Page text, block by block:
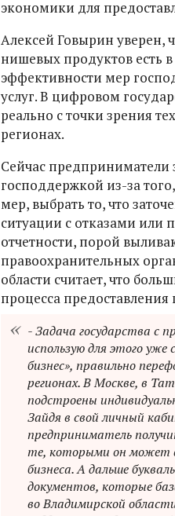
экономики для
Алексей Говырин уверен,
нишевых продуктов есть
эффективности мер
услуг. В цифровом
реально с точки зрения
регионах.
Сейчас предприниматели
господдержкой из-за
мер, выбрать то, что
ситуации с отказами или
отчетности, порой
правоохранительных
области считает, что
процесса
- Задача государства с
использую для этого
бизнес», правильно
регионах. В Москве, в
подстроены
Зайдя в свой личный
предприниматель
те, которыми он может
бизнеса. А дальше
документов, которые
во Владимирской